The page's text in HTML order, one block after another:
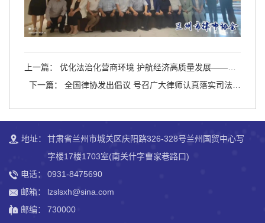
上一篇： 优化法治化营商环境 护航经济高质量发展——兰
州市“六个强化”助力打造一流营商环境
下一篇： 全国律协发出倡议 号召广大律师认真落实司法部
地址：
甘肃省兰州市城关区庆阳路326-328号兰州国贸中心写
字楼17楼1703室(南关什字曹家巷路口)
电话：
0931-8475690
邮箱：
lzslsxh@sina.com
邮编：
730000